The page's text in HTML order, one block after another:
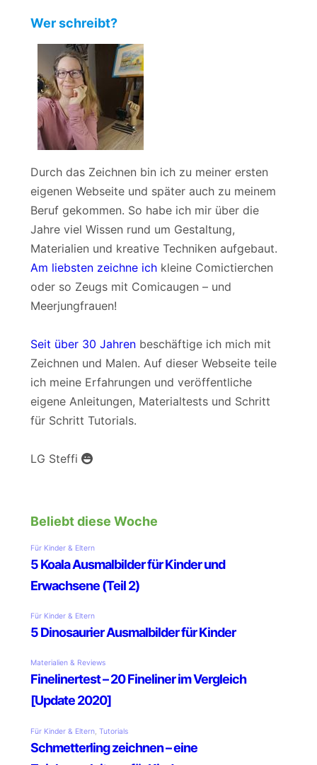
Wer schreibt?
Durch das Zeichnen bin ich zu meiner ersten
eigenen Webseite und später auch zu meinem
Beruf gekommen. So habe ich mir über die
Jahre viel Wissen rund um Gestaltung,
Materialien und kreative Techniken aufgebaut.
Am liebsten zeichne ichkleine Comictierchen
oder so Zeugs mit Comicaugen – und
Meerjungfrauen!
Seit über 30 Jahrenbeschäftige ich mich mit
Zeichnen und Malen. Auf dieser Webseite teile
ich meine Erfahrungen und veröffentliche
eigene Anleitungen, Materialtests und Schritt
für Schritt Tutorials.
LG Steffi
Beliebt diese Woche